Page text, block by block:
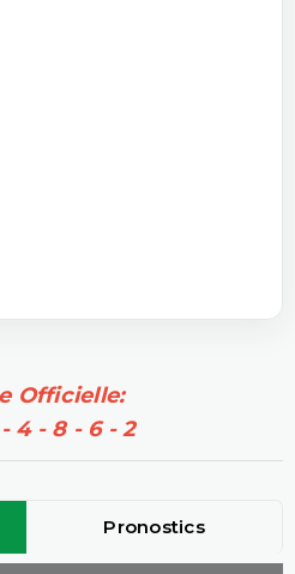
Officielle:
- 4 - 8 - 6 - 2
Pronostics